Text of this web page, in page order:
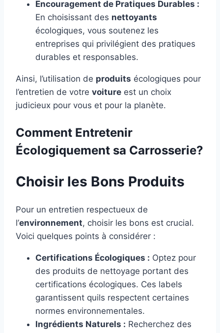
Encouragement de Pratiques Durables :
En choisissant des nettoyants
écologiques, vous soutenez les
entreprises qui privilégient des pratiques
durables et responsables.
Ainsi, l’utilisation de produits écologiques pour
l’entretien de votre voiture est un choix
judicieux pour vous et pour la planète.
Comment Entretenir
Écologiquement sa Carrosserie?
Choisir les Bons Produits
Pour un entretien respectueux de
l’environnement, choisir les bons est crucial.
Voici quelques points à considérer :
Certifications Écologiques : Optez pour
des produits de nettoyage portant des
certifications écologiques. Ces labels
garantissent quils respectent certaines
normes environnementales.
Ingrédients Naturels : Recherchez des